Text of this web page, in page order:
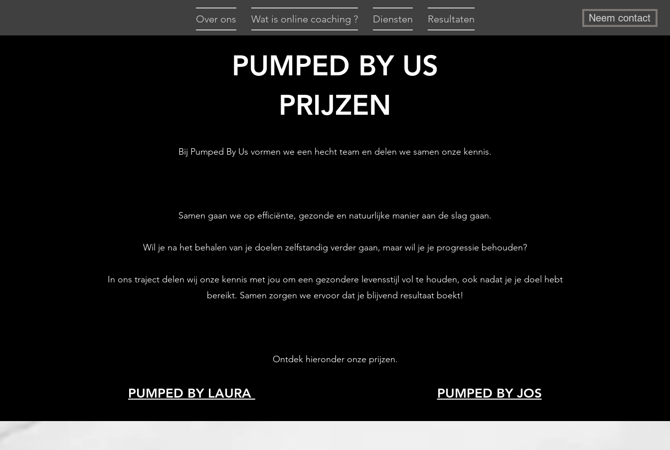
Neem contact
Over ons Wat is online coaching ? Diensten Resultaten
PUMPED BY US
PRIJZEN
Bij Pumped By Us vormen we een hecht team en delen we samen onze kennis.
Samen gaan we op efficiënte, gezonde en natuurlijke manier aan de slag gaan.​
Wil je na het behalen van je doelen zelfstandig verder gaan, maar wil je je progressie behouden?​
In ons traject delen wij onze kennis met jou om een gezondere levensstijl vol te houden, ook nadat je je doel hebt
bereikt. Samen zorgen we ervoor dat je blijvend resultaat boekt!
Ontdek hieronder onze prijzen.
PUMPED BY LAURA PUMPED BY JOS